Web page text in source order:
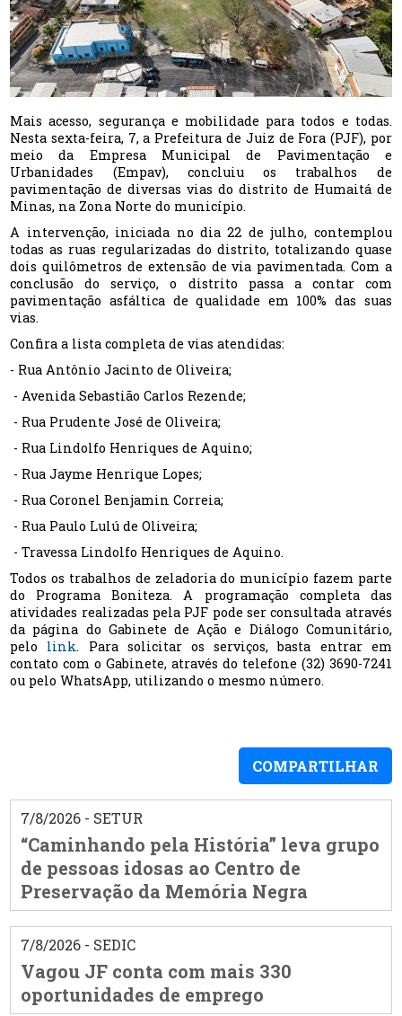
Mais acesso, segurança e mobilidade para todos e todas.
Nesta sexta-feira, 7, a Prefeitura de Juiz de Fora (PJF), por
meio da Empresa Municipal de Pavimentação e
Urbanidades (Empav), concluiu os trabalhos de
pavimentação de diversas vias do distrito de Humaitá de
Minas, na Zona Norte do município.
A intervenção, iniciada no dia 22 de julho, contemplou
todas as ruas regularizadas do distrito, totalizando quase
dois quilômetros de extensão de via pavimentada. Com a
conclusão do serviço, o distrito passa a contar com
pavimentação asfáltica de qualidade em 100% das suas
vias.
Confira a lista completa de vias atendidas:
- Rua Antônio Jacinto de Oliveira;
- Avenida Sebastião Carlos Rezende;
- Rua Prudente José de Oliveira;
- Rua Lindolfo Henriques de Aquino;
- Rua Jayme Henrique Lopes;
- Rua Coronel Benjamin Correia;
- Rua Paulo Lulú de Oliveira;
- Travessa Lindolfo Henriques de Aquino.
Todos os trabalhos de zeladoria do município fazem parte
do Programa Boniteza. A programação completa das
atividades realizadas pela PJF pode ser consultada através
da página do Gabinete de Ação e Diálogo Comunitário,
pelo link. Para solicitar os serviços, basta entrar em
contato com o Gabinete, através do telefone (32) 3690-7241
ou pelo WhatsApp, utilizando o mesmo número.
COMPARTILHAR
7/8/2026 - SETUR
“Caminhando pela História” leva grupo
de pessoas idosas ao Centro de
Preservação da Memória Negra
7/8/2026 - SEDIC
Vagou JF conta com mais 330
oportunidades de emprego